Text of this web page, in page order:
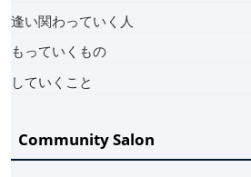
逢い関わっていく人
もっていくもの
していくこと
Community Salon